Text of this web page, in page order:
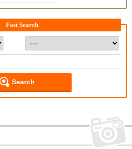
Fast Search
Search